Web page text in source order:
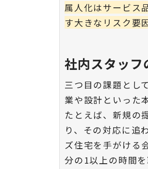
属人化はサービス
す大きなリスク要
社内スタッフ
三つ目の課題とし
業や設計といった
たとえば、新規の
り、その対応に追
ズ住宅を手がける
分の1以上の時間